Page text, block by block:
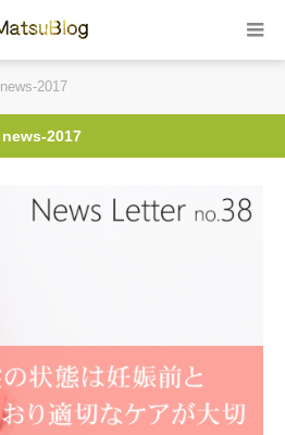
news-2017
news-2017